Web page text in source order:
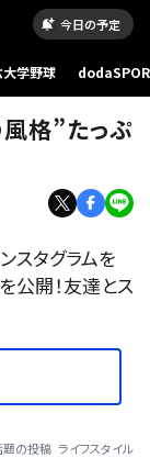
今日の予定
学野球
格”たっぷ
スタグラムを
公開！友達とス
題の投稿 ライフスタイル